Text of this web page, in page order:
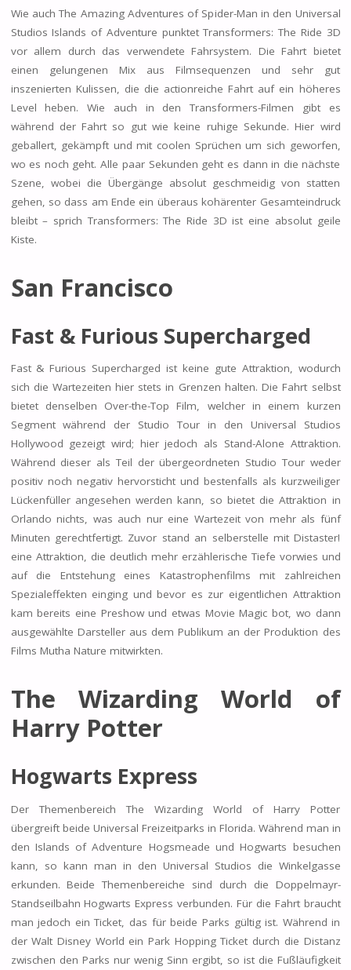
Wie auch The Amazing Adventures of Spider-Man in den Universal
Studios Islands of Adventure punktet Transformers: The Ride 3D
vor allem durch das verwendete Fahrsystem. Die Fahrt bietet
einen gelungenen Mix aus Filmsequenzen und sehr gut
inszenierten Kulissen, die die actionreiche Fahrt auf ein höheres
Level heben. Wie auch in den Transformers-Filmen gibt es
während der Fahrt so gut wie keine ruhige Sekunde. Hier wird
geballert, gekämpft und mit coolen Sprüchen um sich geworfen,
wo es noch geht. Alle paar Sekunden geht es dann in die nächste
Szene, wobei die Übergänge absolut geschmeidig von statten
gehen, so dass am Ende ein überaus kohärenter Gesamteindruck
bleibt – sprich Transformers: The Ride 3D ist eine absolut geile
Kiste.
San Francisco
Fast & Furious Supercharged
Fast & Furious Supercharged ist keine gute Attraktion, wodurch
sich die Wartezeiten hier stets in Grenzen halten. Die Fahrt selbst
bietet denselben Over-the-Top Film, welcher in einem kurzen
Segment während der Studio Tour in den Universal Studios
Hollywood gezeigt wird; hier jedoch als Stand-Alone Attraktion.
Während dieser als Teil der übergeordneten Studio Tour weder
positiv noch negativ hervorsticht und bestenfalls als kurzweiliger
Lückenfüller angesehen werden kann, so bietet die Attraktion in
Orlando nichts, was auch nur eine Wartezeit von mehr als fünf
Minuten gerechtfertigt. Zuvor stand an selberstelle mit Distaster!
eine Attraktion, die deutlich mehr erzählerische Tiefe vorwies und
auf die Entstehung eines Katastrophenfilms mit zahlreichen
Spezialeffekten einging und bevor es zur eigentlichen Attraktion
kam bereits eine Preshow und etwas Movie Magic bot, wo dann
ausgewählte Darsteller aus dem Publikum an der Produktion des
Films Mutha Nature mitwirkten.
The Wizarding World of
Harry Potter
Hogwarts Express
Der Themenbereich The Wizarding World of Harry Potter
übergreift beide Universal Freizeitparks in Florida. Während man in
den Islands of Adventure Hogsmeade und Hogwarts besuchen
kann, so kann man in den Universal Studios die Winkelgasse
erkunden. Beide Themenbereiche sind durch die Doppelmayr-
Standseilbahn Hogwarts Express verbunden. Für die Fahrt braucht
man jedoch ein Ticket, das für beide Parks gültig ist. Während in
der Walt Disney World ein Park Hopping Ticket durch die Distanz
zwischen den Parks nur wenig Sinn ergibt, so ist die Fußläufigkeit